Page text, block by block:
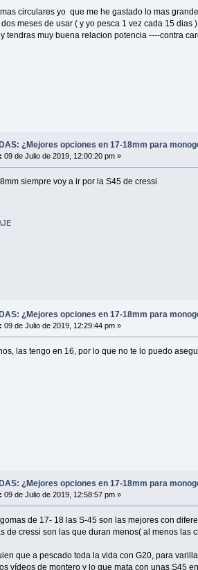
circulares yo que me he gastado lo mas
meses de usar ( y yo pesca 1 vez cada 15 dias
tendras muy buena relacion potencia ----contra
¿Mejores opciones en 17-18mm para
09 de Julio de 2019, 12:00:20 pm »
siempre voy a ir por la S45 de cressi
¿Mejores opciones en 17-18mm para
09 de Julio de 2019, 12:29:44 pm »
las tengo en 16, por lo que no te lo puedo
¿Mejores opciones en 17-18mm para
09 de Julio de 2019, 12:58:57 pm »
de 17- 18 las S-45 son las mejores con
de cressi son las que duran menos( al menos
que a pescado toda la vida con G20, para
vídeos de montero y lo que mata con unas S45